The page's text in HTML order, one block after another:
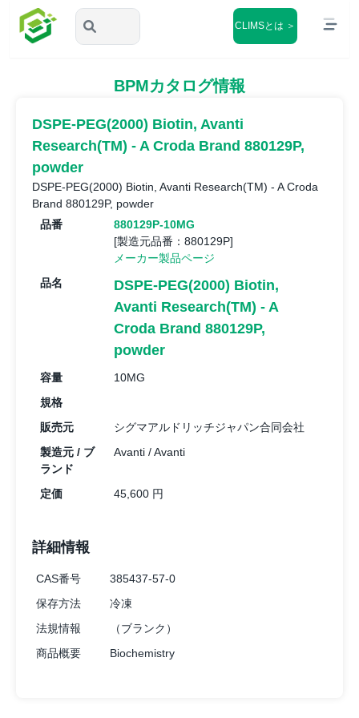
CLIMSとは ＞
BPMカタログ情報
DSPE-PEG(2000) Biotin, Avanti
Research(TM) - A Croda Brand 880129P,
powder
DSPE-PEG(2000) Biotin, Avanti Research(TM) - A Croda
Brand 880129P, powder
品番
880129P-10MG
[製造元品番：880129P]
メーカー製品ページ
品名
DSPE-PEG(2000) Biotin,
Avanti Research(TM) - A
Croda Brand 880129P,
powder
容量
10MG
規格
販売元
シグマアルドリッチジャパン合同会社
製造元 / ブ
ランド
Avanti / Avanti
定価 45,600 円
詳細情報
CAS番号
385437-57-0
保存方法
冷凍
法規情報
（ブランク）
商品概要
Biochemistry